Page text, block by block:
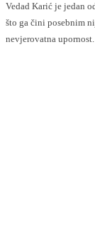
Vedad Karić je jedan
što ga čini posebnim
nevjerovatna